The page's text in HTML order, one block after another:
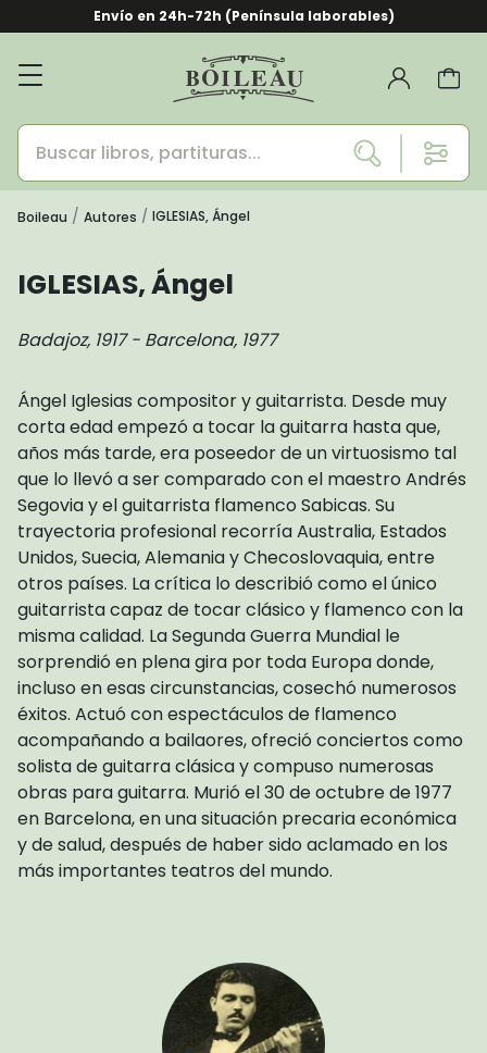
Envío en 24h-72h (Península laborables)
Boileau Autores IGLESIAS, Ángel
IGLESIAS, Ángel
Badajoz, 1917 - Barcelona, 1977
Ángel Iglesias compositor y guitarrista. Desde muy
corta edad empezó a tocar la guitarra hasta que,
años más tarde, era poseedor de un virtuosismo tal
que lo llevó a ser comparado con el maestro Andrés
Segovia y el guitarrista flamenco Sabicas. Su
trayectoria profesional recorría Australia, Estados
Unidos, Suecia, Alemania y Checoslovaquia, entre
otros países. La crítica lo describió como el único
guitarrista capaz de tocar clásico y flamenco con la
misma calidad. La Segunda Guerra Mundial le
sorprendió en plena gira por toda Europa donde,
incluso en esas circunstancias, cosechó numerosos
éxitos. Actuó con espectáculos de flamenco
acompañando a bailaores, ofreció conciertos como
solista de guitarra clásica y compuso numerosas
obras para guitarra. Murió el 30 de octubre de 1977
en Barcelona, en una situación precaria económica
y de salud, después de haber sido aclamado en los
más importantes teatros del mundo.